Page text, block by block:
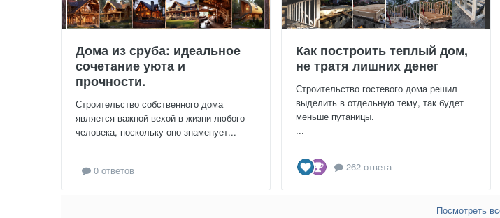
Дома из сруба: идеальное
сочетание уюта и
прочности.
Строительство собственного дома
является важной вехой в жизни любого
человека, поскольку оно знаменует...
0 ответов
Как построить теплый дом,
не тратя лишних денег
Строительство гостевого дома решил
выделить в отдельную тему, так будет
меньше путаницы.
...
262 ответа
Посмотреть